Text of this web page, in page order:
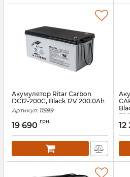
Акумулятор Ritar Carbon
DC12-200C, Black 12V 200.0Ah
Артикул: 11599
19 690 грн. 12